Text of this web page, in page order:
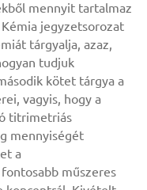
mennyit tartalmaz
jegyzetsorozat
tárgyalja, azaz,
tudjuk
kötet tárgya a
vagyis, hogy a
titrimetriás
mennyiségét
a
műszeres